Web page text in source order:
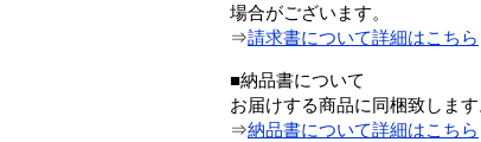
場合がございます。
⇒請求書について詳細はこちら
■納品書について
お届けする商品に同梱致します
⇒納品書について詳細はこちら